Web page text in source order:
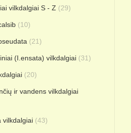
vilkdalgiai S - Z (29)
(10)
(21)
(I.ensata) vilkdalgiai (31)
(20)
ir vandens vilkdalgiai
vilkdalgiai (43)